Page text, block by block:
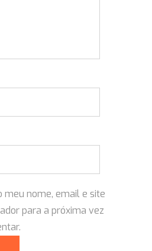
meu nome, email e site
para a próxima vez